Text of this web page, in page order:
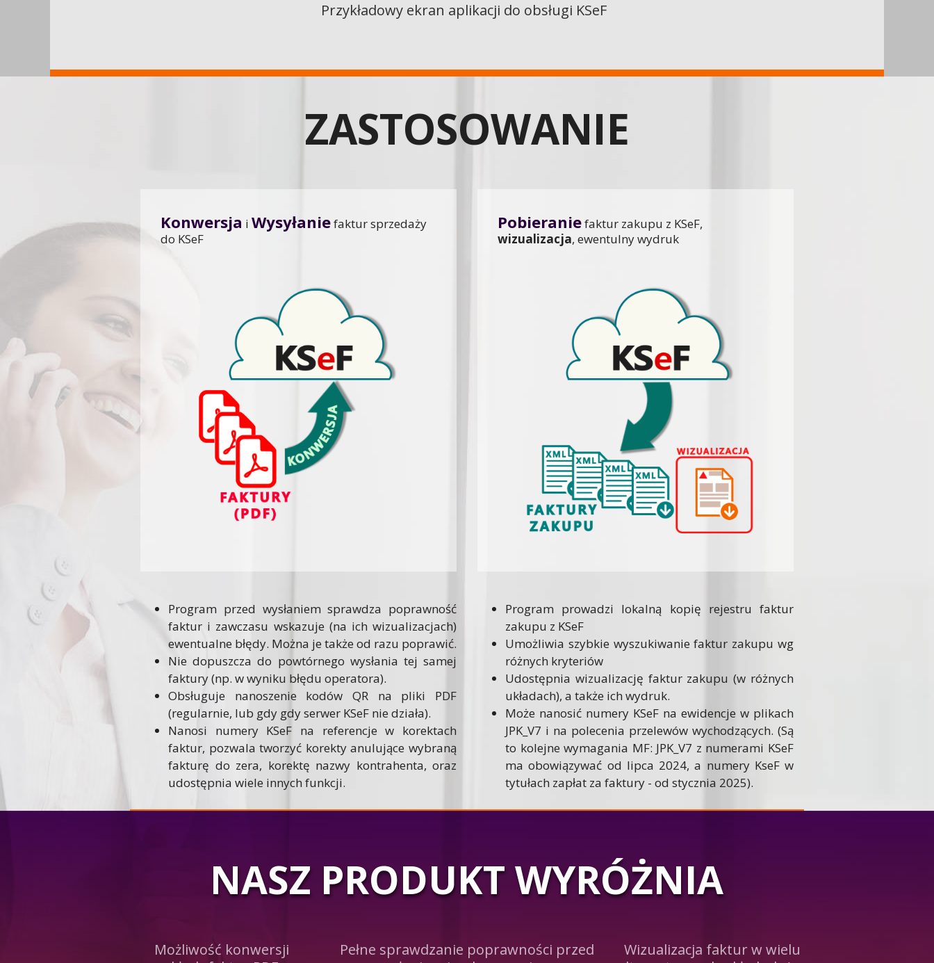
Przykładowy ekran aplikacji do obsługi KSeF
ZASTOSOWANIE
Konwersja iWysyłaniefaktur sprzedaży
do KSeF
Program przed wysłaniem sprawdza poprawność
faktur i zawczasu wskazuje (na ich wizualizacjach)
ewentualne błędy. Można je także od razu poprawić.
Nie dopuszcza do powtórnego wysłania tej samej
faktury (np. w wyniku błędu operatora).
Obsługuje nanoszenie kodów QR na pliki PDF
(regularnie, lub gdy gdy serwer KSeF nie działa).
Nanosi numery KSeF na referencje w korektach
faktur, pozwala tworzyć korekty anulujące wybraną
fakturę do zera, korektę nazwy kontrahenta, oraz
udostępnia wiele innych funkcji.
Pobieraniefaktur zakupu z KSeF,
wizualizacja, ewentulny wydruk
Program prowadzi lokalną kopię rejestru faktur
zakupu z KSeF
Umożliwia szybkie wyszukiwanie faktur zakupu wg
różnych kryteriów
Udostępnia wizualizację faktur zakupu (w różnych
układach), a także ich wydruk.
Może nanosić numery KSeF na ewidencje w plikach
JPK_V7 i na polecenia przelewów wychodzących. (Są
to kolejne wymagania MF: JPK_V7 z numerami KSeF
ma obowiązywać od lipca 2024, a numery KseF w
tytułach zapłat za faktury - od stycznia 2025).
NASZ PRODUKT WYRÓŻNIA
Możliwość konwersji
Pełne sprawdzanie poprawności przed
Wizualizacja faktur w wielu